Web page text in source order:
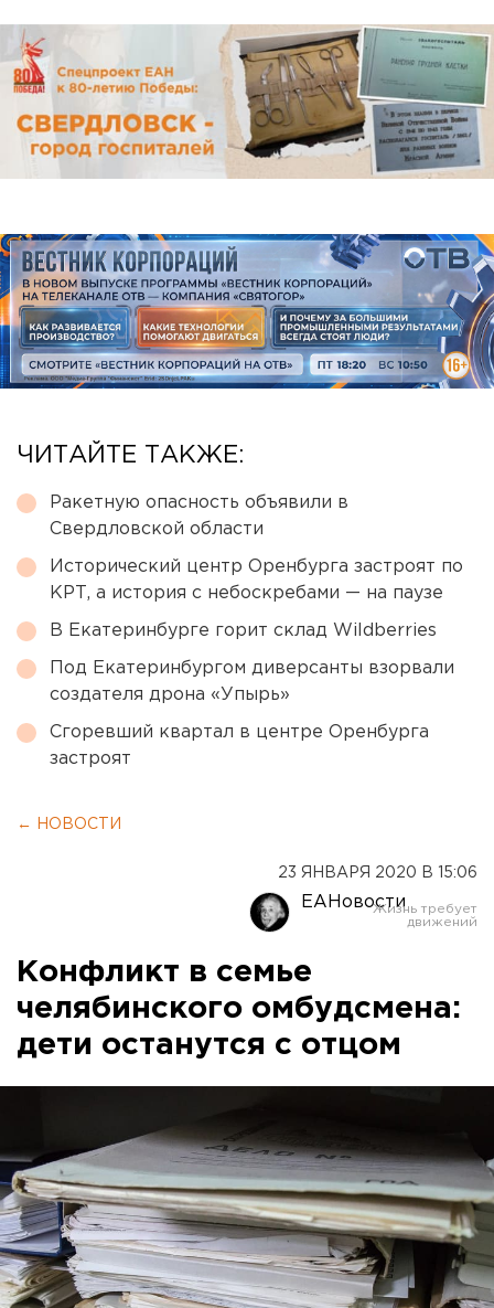
ЧИТАЙТЕ ТАКЖЕ:
Ракетную опасность объявили в
Свердловской области
Исторический центр Оренбурга застроят по
КРТ, а история с небоскребами — на паузе
В Екатеринбурге горит склад Wildberries
Под Екатеринбургом диверсанты взорвали
создателя дрона «Упырь»
Сгоревший квартал в центре Оренбурга
застроят
← НОВОСТИ
23 ЯНВАРЯ 2020 В 15:06
ЕАНовости
Конфликт в семье
челябинского омбудсмена:
дети останутся с отцом